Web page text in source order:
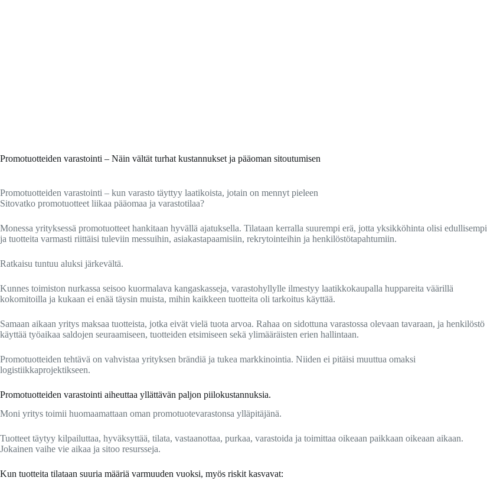
Promotuotteiden varastointi – Näin vältät turhat kustannukset ja pääoman sitoutumisen
Promotuotteiden varastointi – kun varasto täyttyy laatikoista, jotain on mennyt pieleen
Sitovatko promotuotteet liikaa pääomaa ja varastotilaa?
Monessa yrityksessä promotuotteet hankitaan hyvällä ajatuksella. Tilataan kerralla suurempi erä, jotta yksikköhinta olisi edullisempi
ja tuotteita varmasti riittäisi tuleviin messuihin, asiakastapaamisiin, rekrytointeihin ja henkilöstötapahtumiin.
Ratkaisu tuntuu aluksi järkevältä.
Kunnes toimiston nurkassa seisoo kuormalava kangaskasseja, varastohyllylle ilmestyy laatikkokaupalla huppareita väärillä
kokomitoilla ja kukaan ei enää täysin muista, mihin kaikkeen tuotteita oli tarkoitus käyttää.
Samaan aikaan yritys maksaa tuotteista, jotka eivät vielä tuota arvoa. Rahaa on sidottuna varastossa olevaan tavaraan, ja henkilöstö
käyttää työaikaa saldojen seuraamiseen, tuotteiden etsimiseen sekä ylimääräisten erien hallintaan.
Promotuotteiden tehtävä on vahvistaa yrityksen brändiä ja tukea markkinointia. Niiden ei pitäisi muuttua omaksi
logistiikkaprojektikseen.
Promotuotteiden varastointi aiheuttaa yllättävän paljon piilokustannuksia.
Moni yritys toimii huomaamattaan oman promotuotevarastonsa ylläpitäjänä.
Tuotteet täytyy kilpailuttaa, hyväksyttää, tilata, vastaanottaa, purkaa, varastoida ja toimittaa oikeaan paikkaan oikeaan aikaan.
Jokainen vaihe vie aikaa ja sitoo resursseja.
Kun tuotteita tilataan suuria määriä varmuuden vuoksi, myös riskit kasvavat: